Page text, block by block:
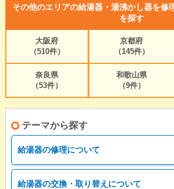
その他のエリアの給湯器・湯沸かし器を修
を探す
大阪府
（510件）
京都府
（145件）
奈良県
（53件）
和歌山県
（9件）
テーマから探す
給湯器の修理について
給湯器の交換・取り替えについて